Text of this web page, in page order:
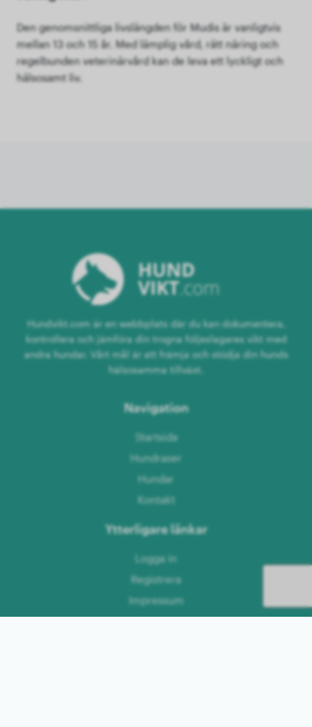
Den genomsnittliga livslängden för Mudis är vanligtvis
mellan 13 och 15 år. Med lämplig vård, rätt näring och
regelbunden veterinärvård kan de leva ett lyckligt och
hälsosamt liv.
Hundvikt.com är en webbplats där du kan dokumentera,
kontrollera och jämföra din trogna följeslagares vikt med
andra hundar. Vårt mål är att främja och stödja din hunds
hälsosamma tillväxt.
Navigation
Startsida
Hundraser
Hundar
Kontakt
Ytterligare länkar
Logga in
Registrera
Impressum
Dataskyddspolicy